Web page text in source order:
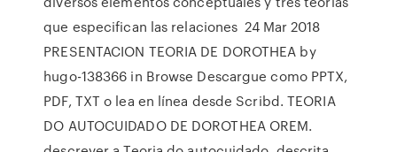
que especifican las relaciones 24 Mar 2018
PRESENTACION TEORIA DE DOROTHEA by
hugo-138366 in Browse Descargue como PPTX,
PDF, TXT o lea en línea desde Scribd. TEORIA
DO AUTOCUIDADO DE DOROTHEA OREM.